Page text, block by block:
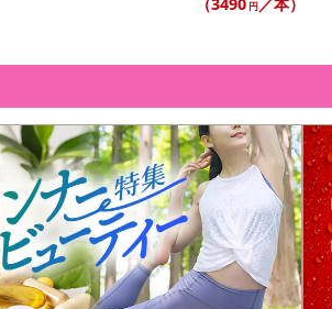
ージに表示されない場合もございます。予
円